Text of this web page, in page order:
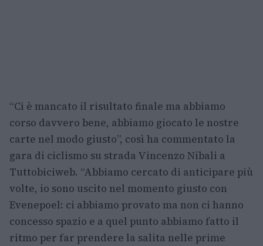
“Ci è mancato il risultato finale ma abbiamo
corso davvero bene, abbiamo giocato le nostre
carte nel modo giusto”, così ha commentato la
gara di ciclismo su strada Vincenzo Nibali a
Tuttobiciweb. “Abbiamo cercato di anticipare più
volte, io sono uscito nel momento giusto con
Evenepoel: ci abbiamo provato ma non ci hanno
concesso spazio e a quel punto abbiamo fatto il
ritmo per far prendere la salita nelle prime